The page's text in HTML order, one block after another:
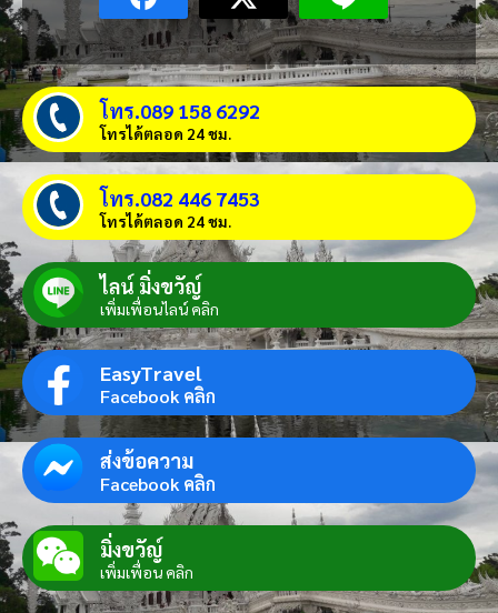
โทร.089 158 6292
โทรได้ตลอด 24 ชม.
โทร.082 446 7453
โทรได้ตลอด 24 ชม.
ไลน์ มิ่งขวัญ์
เพิ่มเพื่อนไลน์ คลิก
EasyTravel
Facebook คลิก
ส่งข้อความ
Facebook คลิก
มิ่งขวัญ์
เพิ่มเพื่อน คลิก